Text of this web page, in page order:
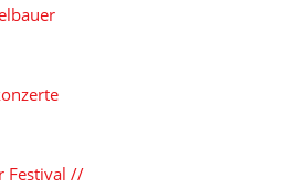
Festival //